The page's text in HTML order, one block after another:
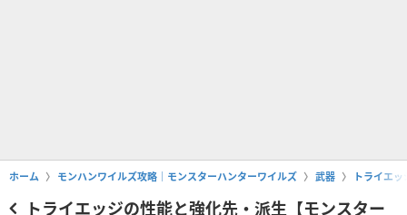
ホーム モンハンワイルズ攻略｜モンスターハンターワイルズ 武器 トライエ
トライエッジの性能と強化先・派生【モンスター